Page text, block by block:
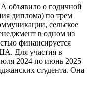
объявило о годичной
диплома) по трем
сельское
в одном из
финансируется
Для участия в
2024 по июнь 2025
студента. Она